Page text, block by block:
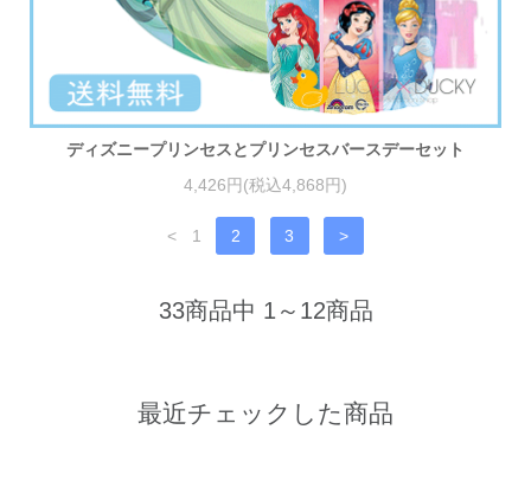
ディズニープリンセスとプリンセスバースデーセット
4,426円(税込4,868円)
< 1 2 3 >
33商品中 1～12商品
最近チェックした商品